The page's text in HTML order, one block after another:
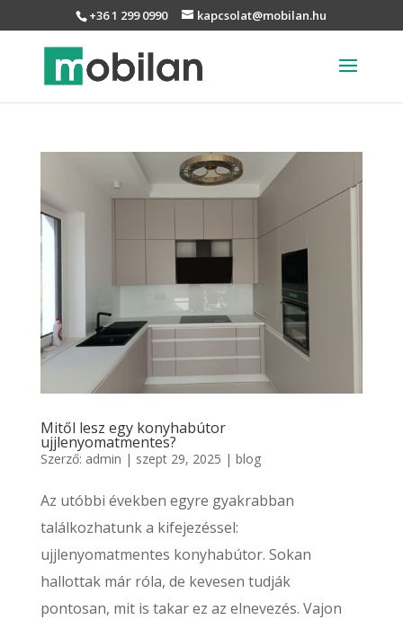
+36 1 299 0990 kapcsolat@mobilan.hu
Mitől lesz egy konyhabútor
ujjlenyomatmentes?
Szerző: admin | szept 29, 2025 | blog
Az utóbbi években egyre gyakrabban
találkozhatunk a kifejezéssel:
ujjlenyomatmentes konyhabútor. Sokan
hallottak már róla, de kevesen tudják
pontosan, mit is takar ez az elnevezés. Vajon